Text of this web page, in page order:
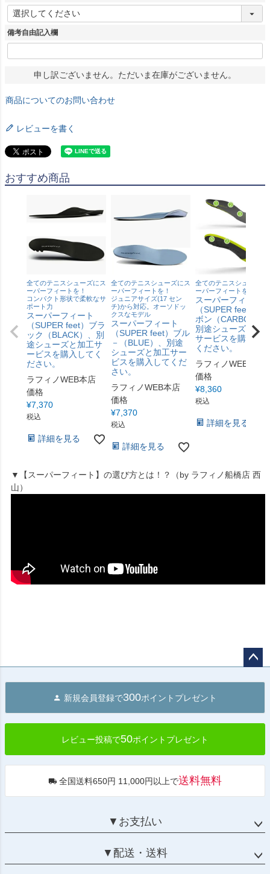
(
必
備考自由記入欄
申し訳ございません。ただいま在庫がございません。
商品についてのお問い合わせ
レビューを書く
おすすめ商品
全てのテニスシューズにス
ーパーフィートを！
コンパクト形状で柔軟なサ
ポート力
スーパーフィート
（SUPER feet）ブラ
ック（BLACK）、別
途シューズと加工サ
ービスを購入してく
ださい。
ラフィノWEB本店
価格
¥7,370
税込
詳細を見る
全てのテニスシューズにス
ーパーフィートを！
ジュニアサイズ(17 セン
チ)から対応。オーソドッ
クスなモデル
スーパーフィート
（SUPER feet）ブル
－（BLUE）、別途
シューズと加工サー
ビスを購入してくだ
さい。
ラフィノWEB本店
価格
¥7,370
税込
詳細を見る
全てのテニスシューズに
ーパーフィートを！
スーパーフィート
（SUPER feet）カ
ボン（CARBON）
別途シューズと加
サービスを購入し
ください。
ラフィノWEB本店
価格
¥8,360
税込
詳細を見る
▼【スーパーフィート】の選び方とは！？（by ラフィノ船橋店 西
山）
へ
新規会員登録で300ポイントプレゼント
レビュー投稿で50ポイントプレゼント
全国送料650円 11,000円以上で送料無料
▼お支払い
▼配送・送料